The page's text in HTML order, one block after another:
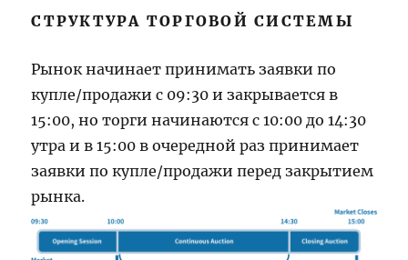
СТРУКТУРА ТОРГОВОЙ СИСТЕМЫ
Рынок начинает принимать заявки по
купле/продажи с 09:30 и закрывается в
15:00, но торги начинаются с 10:00 до 14:30
утра и в 15:00 в очередной раз принимает
заявки по купле/продажи перед закрытием
рынка.